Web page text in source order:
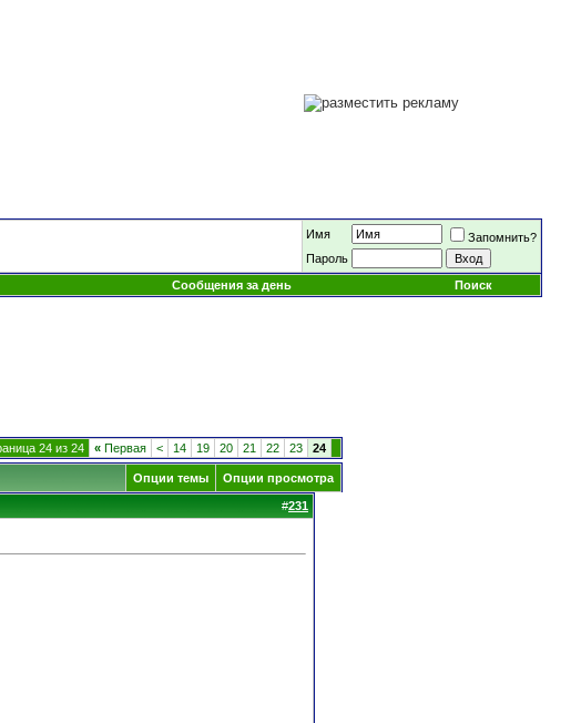
Имя
Запомнить?
Пароль
Сообщения за день Поиск
24 из 24 « Первая < 14 19 20 21 22 23 24
Опции темы Опции просмотра
#231